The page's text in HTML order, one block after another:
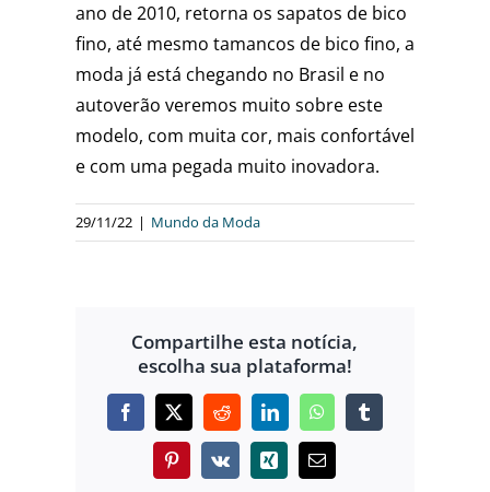
ano de 2010, retorna os sapatos de bico
fino, até mesmo tamancos de bico fino, a
moda já está chegando no Brasil e no
autoverão veremos muito sobre este
modelo, com muita cor, mais confortável
e com uma pegada muito inovadora.
29/11/22 | Mundo da Moda
Compartilhe esta notícia,
escolha sua plataforma!
Facebook
X RedditLinkedInWhatsAppTumblr
Pinterest
Vk Xing
E-
mail